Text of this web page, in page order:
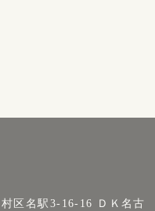
区名駅3-16-16 ＤＫ名古